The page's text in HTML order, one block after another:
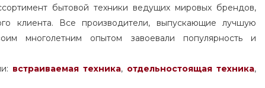
бытовой техники ведущих мировых брендов,
клиента. Все производители, выпускающие лучшую
многолетним опытом завоевали популярность и
встраиваемая техника, отдельностоящаятехника,